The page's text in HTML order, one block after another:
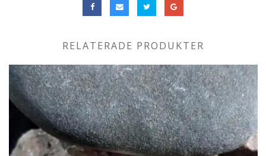
RELATERADE PRODUKTER